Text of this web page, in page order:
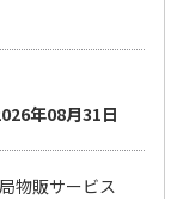
年08月31日
物販サービス